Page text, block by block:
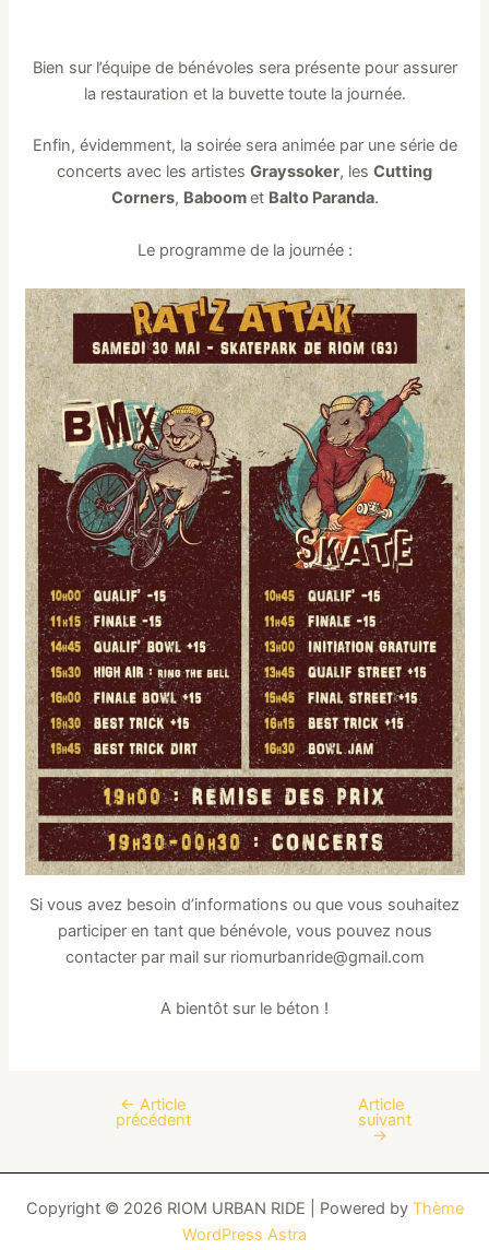
Bien sur l’équipe de bénévoles sera présente pour assurer
la restauration et la buvette toute la journée.
Enfin, évidemment, la soirée sera animée par une série de
concerts avec les artistes Grayssoker, les Cutting
Corners, Baboomet Balto Paranda.
Le programme de la journée :
Si vous avez besoin d’informations ou que vous souhaitez
participer en tant que bénévole, vous pouvez nous
contacter par mail sur riomurbanride@gmail.com
A bientôt sur le béton !
Navigation
← Article
précédent
Article
suivant
→
Copyright © 2026 RIOM URBAN RIDE | Powered by Thème
WordPress Astra